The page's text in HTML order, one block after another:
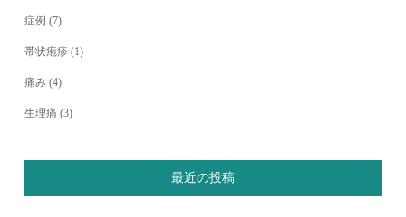
症例 (7)
帯状疱疹 (1)
痛み (4)
生理痛 (3)
最近の投稿